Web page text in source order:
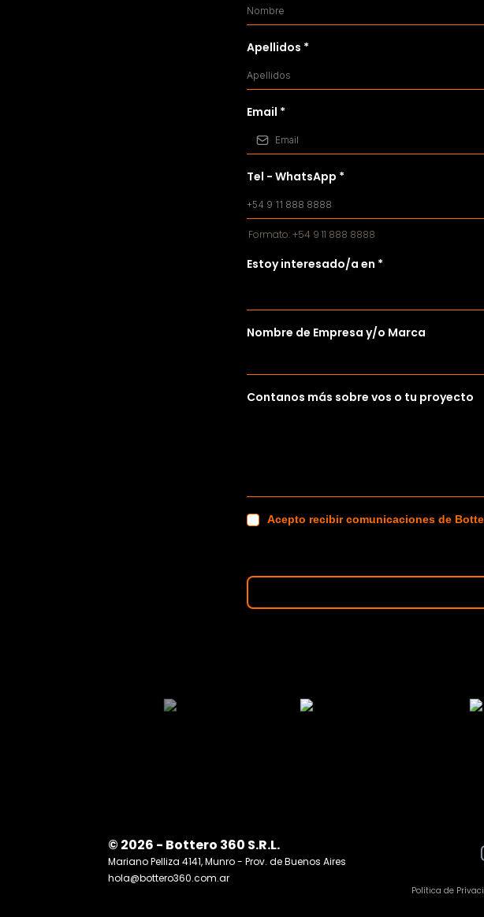
Apellidos *
Email *
Tel - WhatsApp *
Formato: +54 9 11 888 8888
Estoy interesado/a en *
Nombre de Empresa y/o Marca
Contanos más sobre vos o tu proyecto
Acepto recibir comunicaciones de
© 2026 - Bottero 360 S.R.L.
Mariano Pelliza 4141, Munro - Prov. de Buenos Aires
hola@bottero360.com.ar
Política de